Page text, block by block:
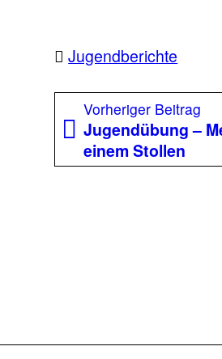
Jugendberichte
Vorheriger Beitrag
Jugendübung –
einem Stollen